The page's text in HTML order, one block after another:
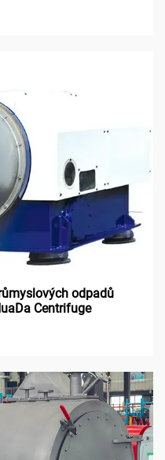
odpadů
Centrifuge